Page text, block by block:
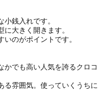
銭入れです。
大きく開きます。
のがポイントです。
かでも高い人気を誇るクロコ
る雰囲気。使っていくうちに